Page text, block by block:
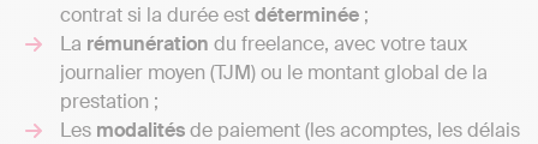
contrat si la durée estdéterminée ;
La rémunération du freelance, avec votre taux
journalier moyen (TJM) ou le montant global de la
prestation ;
Les modalitésde paiement (les acomptes, les délais